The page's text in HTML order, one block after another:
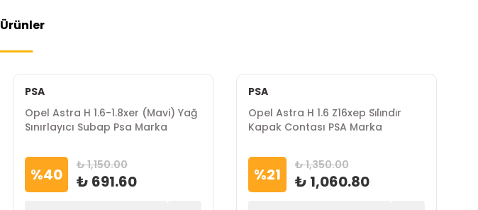
Ürünler
PSA
Opel Astra H 1.6-1.8xer (Mavi) Yağ
Sınırlayıcı Subap Psa Marka
%40 ₺ 1,150.00
₺ 691.60
PSA
Opel Astra H 1.6 Z16xep Si̇li̇ndi̇r
Kapak Contası PSA Marka
%21 ₺ 1,350.00
₺ 1,060.80